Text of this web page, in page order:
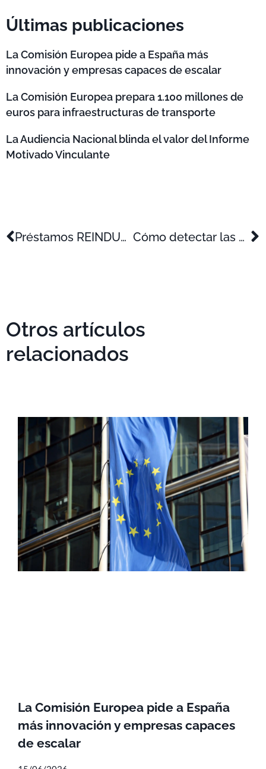
Últimas publicaciones
La Comisión Europea pide a España más
innovación y empresas capaces de escalar
La Comisión Europea prepara 1.100 millones de
euros para infraestructuras de transporte
La Audiencia Nacional blinda el valor del Informe
Motivado Vinculante
Préstamos REINDUS 2014 para la inversión industrial Cómo detectar las causas de los problemas de la empresa y eliminarlos
Otros artículos
relacionados
La Comisión Europea pide a España
más innovación y empresas capaces
de escalar